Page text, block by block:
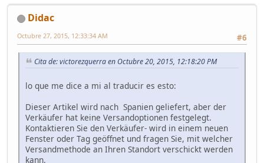
Didac
#6
Octubre 27, 2015, 12:33:34 AM
Cita de: victorezquerra en Octubre 20, 2015, 12:18:20 PM
lo que me dice a mi al traducir es esto:
Dieser Artikel wird nach Spanien geliefert, aber der
Verkäufer hat keine Versandoptionen festgelegt.
Kontaktieren Sie den Verkäufer- wird in einem neuen
Fenster oder Tag geöffnet und fragen Sie, mit welcher
Versandmethode an Ihren Standort verschickt werden
kann.